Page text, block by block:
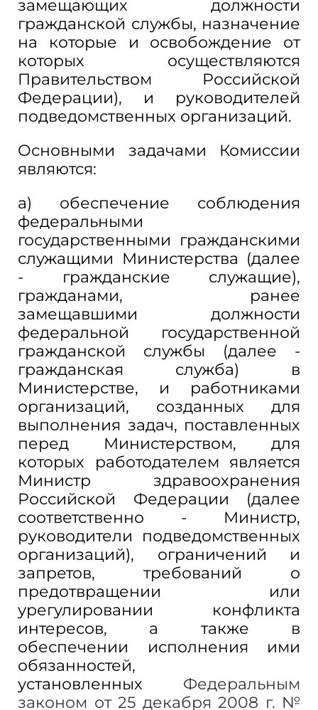
замещающих должности
гражданской службы, назначение
на которые и освобождение от
которых осуществляются
Правительством Российской
Федерации), и руководителей
подведомственных организаций.
Основными задачами Комиссии
являются:
а) обеспечение соблюдения
федеральными
государственными гражданскими
служащими Министерства (далее
- гражданские служащие),
гражданами, ранее
замещавшими должности
федеральной государственной
гражданской службы (далее -
гражданская служба) в
Министерстве, и работниками
организаций, созданных для
выполнения задач, поставленных
перед Министерством, для
которых работодателем является
Министр здравоохранения
Российской Федерации (далее
соответственно - Министр,
руководители подведомственных
организаций), ограничений и
запретов, требований о
предотвращении или
урегулировании конфликта
интересов, а также в
обеспечении исполнения ими
обязанностей,
установленных Федеральным
законом от 25 декабря 2008 г. №